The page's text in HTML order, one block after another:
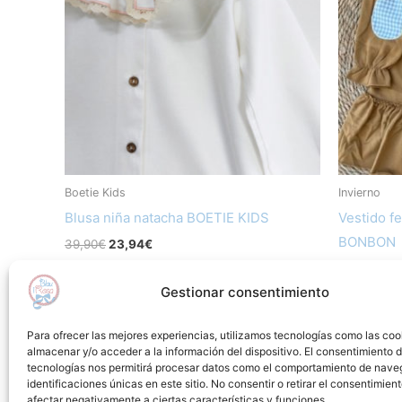
Gestionar consentimiento
Para ofrecer las mejores experiencias, utilizamos tecnologías como las
almacenar y/o acceder a la información del dispositivo. El consentimiento
tecnologías nos permitirá procesar datos como el comportamiento de
identificaciones únicas en este sitio. No consentir o retirar el
Boetie Kids
Blusa niña natacha BOETIE KIDS
39,90€23,94€
Seleccionar opciones
Añadir a lista de deseos
Invierno
Vestido
BONBON